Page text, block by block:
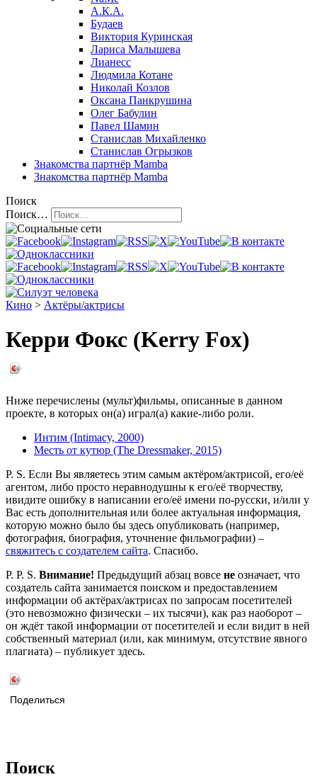
А.К.А.
Будаев
Виктория Куринская
Лариса Малышева
Лианесс
Людмила Котане
Николай Козлов
Оксана Панкрушина
Олег Бабулин
Павел Шамин
Станислав Михайленко
Станислав Огрызков
Знакомства партнёр Mamba
Знакомства партнёр Mamba
Поиск
Поиск…
Кино > Актёры/актрисы
Керри Фокс (Kerry Fox)
Ниже перечислены (мульт)фильмы, описанные в данном
проекте, в которых он(а) играл(а) какие-либо роли.
Интим (Intimacy, 2000)
Месть от кутюр (The Dressmaker, 2015)
P. S. Если Вы являетесь этим самым актёром/актрисой, его/её
агентом, либо просто неравнодушны к его/её творчеству,
ивидите ошибку в написании его/её имени по-русски, и/или у
Вас есть дополнительная или более актуальная информация,
которую можно было бы здесь опубликовать (например,
фотография, биография, уточнение фильмографии) –
свяжитесь с создателем сайта. Спасибо.
P. P. S. Внимание! Предыдущий абзац вовсе не означает, что
создатель сайта занимается поиском и предоставлением
информации об актёрах/актрисах по запросам посетителей
(это невозможно физически – их тысячи), как раз наоборот –
он ждёт такой информации от посетителей и если видит в ней
собственный материал (или, как минимум, отсутствие явного
плагиата) – публикует здесь.
Поделиться
Поиск